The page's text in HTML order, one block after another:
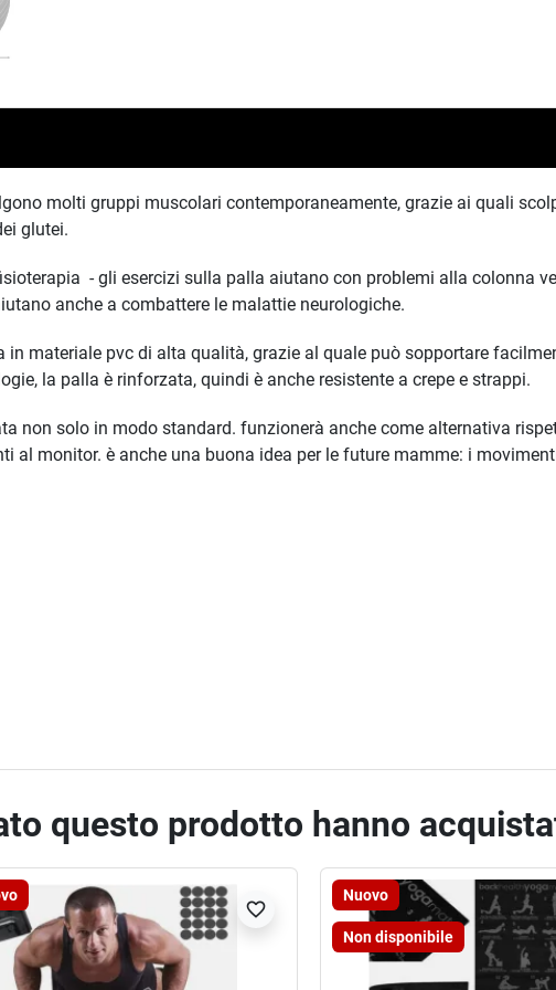
molti gruppi muscolari contemporaneamente, grazie ai quali
glutei.
- gli esercizi sulla palla aiutano con problemi alla colonna
anche a combattere le malattie neurologiche.
materiale pvc di alta qualità, grazie al quale può sopportare
la palla è rinforzata, quindi è anche resistente a crepe e strappi.
non solo in modo standard. funzionerà anche come alternativa
al monitor. è anche una buona idea per le future mamme: i
questo prodotto hanno
favorite_border
Nuovo
Non disponibile